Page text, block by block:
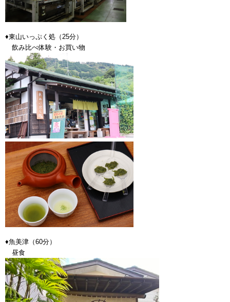
♦東山いっぷく処（25分）
飲み比べ体験・お買い物
♦魚美津（60分）
昼食